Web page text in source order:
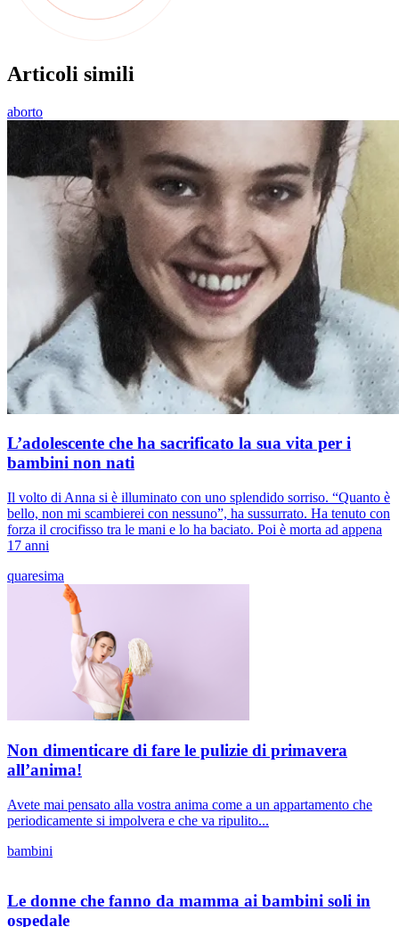
Articoli simili
aborto
L’adolescente che ha sacrificato la sua vita per i
bambini non nati
Il volto di Anna si è illuminato con uno splendido sorriso. “Quanto è
bello, non mi scambierei con nessuno”, ha sussurrato. Ha tenuto con
forza il crocifisso tra le mani e lo ha baciato. Poi è morta ad appena
17 anni
quaresima
Non dimenticare di fare le pulizie di primavera
all’anima!
Avete mai pensato alla vostra anima come a un appartamento che
periodicamente si impolvera e che va ripulito...
bambini
Le donne che fanno da mamma ai bambini soli in
ospedale